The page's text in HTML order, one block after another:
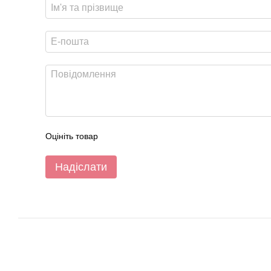
Оцініть товар
Надіслати